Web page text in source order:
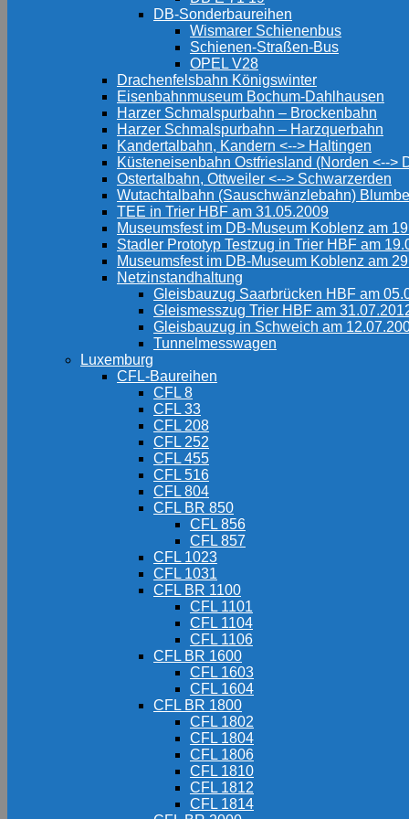
DB-Sonderbaureihen
Wismarer Schienenbus
Schienen-Straßen-Bus
OPEL V28
Drachenfelsbahn Königswinter
Eisenbahnmuseum Bochum-Dahlhausen
Harzer Schmalspurbahn – Brockenbahn
Harzer Schmalspurbahn – Harzquerbahn
Kandertalbahn, Kandern <--> Haltingen
Küsteneisenbahn Ostfriesland (Norden <-->
Ostertalbahn, Ottweiler <--> Schwarzerden
Wutachtalbahn (Sauschwänzlebahn)
TEE in Trier HBF am 31.05.2009
Museumsfest im DB-Museum Koblenz am
Stadler Prototyp Testzug in Trier HBF am
Museumsfest im DB-Museum Koblenz am
Netzinstandhaltung
Gleisbauzug Saarbrücken HBF am
Gleismesszug Trier HBF am
Gleisbauzug in Schweich am
Tunnelmesswagen
Luxemburg
CFL-Baureihen
CFL 8
CFL 33
CFL 208
CFL 252
CFL 455
CFL 516
CFL 804
CFL BR 850
CFL 856
CFL 857
CFL 1023
CFL 1031
CFL BR 1100
CFL 1101
CFL 1104
CFL 1106
CFL BR 1600
CFL 1603
CFL 1604
CFL BR 1800
CFL 1802
CFL 1804
CFL 1806
CFL 1810
CFL 1812
CFL 1814